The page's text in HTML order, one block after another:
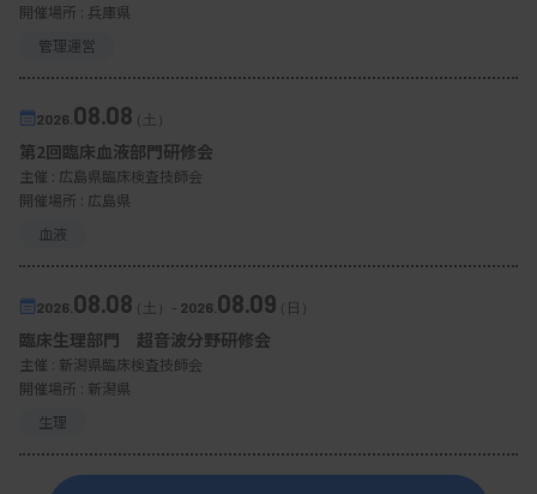
開催場所 : 兵庫県
管理運営
2026. 08.08（土）
第2回臨床血液部門研修会
主催 : 広島県臨床検査技師会
開催場所 : 広島県
血液
2026. 08.08（土） - 2026. 08.09（日）
臨床生理部門 超音波分野研修会
主催 : 新潟県臨床検査技師会
開催場所 : 新潟県
生理